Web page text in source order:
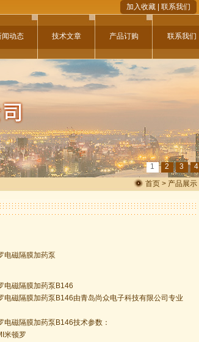
加入收藏 联系我们
闻动态 技术文章 产品订购 联系我们
1 2 3 4
首页 > 产品展示
电磁隔膜加药泵
电磁隔膜加药泵B146
电磁隔膜加药泵B146由青岛尚众电子科技有限公司专业
电磁隔膜加药泵B146技术参数：
米顿罗